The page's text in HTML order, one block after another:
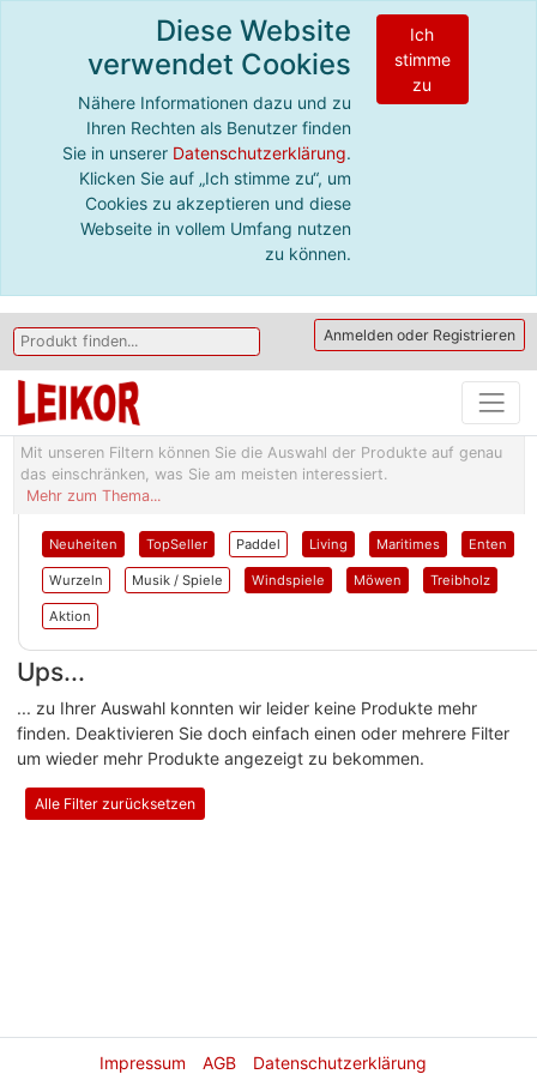
Diese Website
verwendet Cookies
Nähere Informationen dazu und zu
Ihren Rechten als Benutzer finden
Sie in unserer Datenschutzerklärung.
Klicken Sie auf „Ich stimme zu“, um
Cookies zu akzeptieren und diese
Webseite in vollem Umfang nutzen
zu können.
Ich
stimme
zu
Anmelden oder Registrieren
Mit unseren Filtern können Sie die Auswahl der Produkte auf genau
das einschränken, was Sie am meisten interessiert.
Mehr zum Thema...
Neuheiten TopSeller Paddel Living Maritimes Enten
Wurzeln Musik / Spiele Windspiele Möwen Treibholz
Aktion
Ups...
... zu Ihrer Auswahl konnten wir leider keine Produkte mehr
finden. Deaktivieren Sie doch einfach einen oder mehrere Filter
um wieder mehr Produkte angezeigt zu bekommen.
Alle Filter zurücksetzen
Impressum AGB Datenschutzerklärung